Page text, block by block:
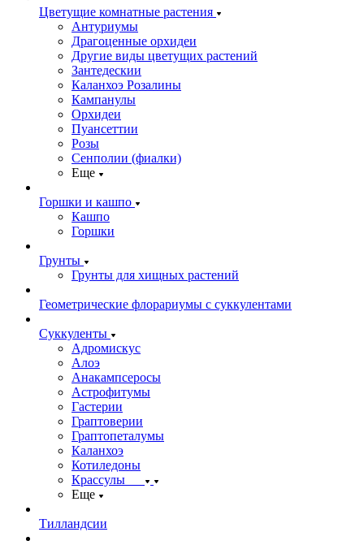
Цветущие комнатные растения
Антуриумы
Драгоценные орхидеи
Другие виды цветущих растений
Зантедескии
Каланхоэ Розалины
Кампанулы
Орхидеи
Пуансеттии
Розы
Сенполии (фиалки)
Еще
Горшки и кашпо
Кашпо
Горшки
Грунты
Грунты для хищных растений
Геометрические флорариумы с суккулентами
Суккуленты
Адромискус
Алоэ
Анакампсеросы
Астрофитумы
Гастерии
Граптоверии
Граптопеталумы
Каланхоэ
Котиледоны
Крассулы
Еще
Тилландсии